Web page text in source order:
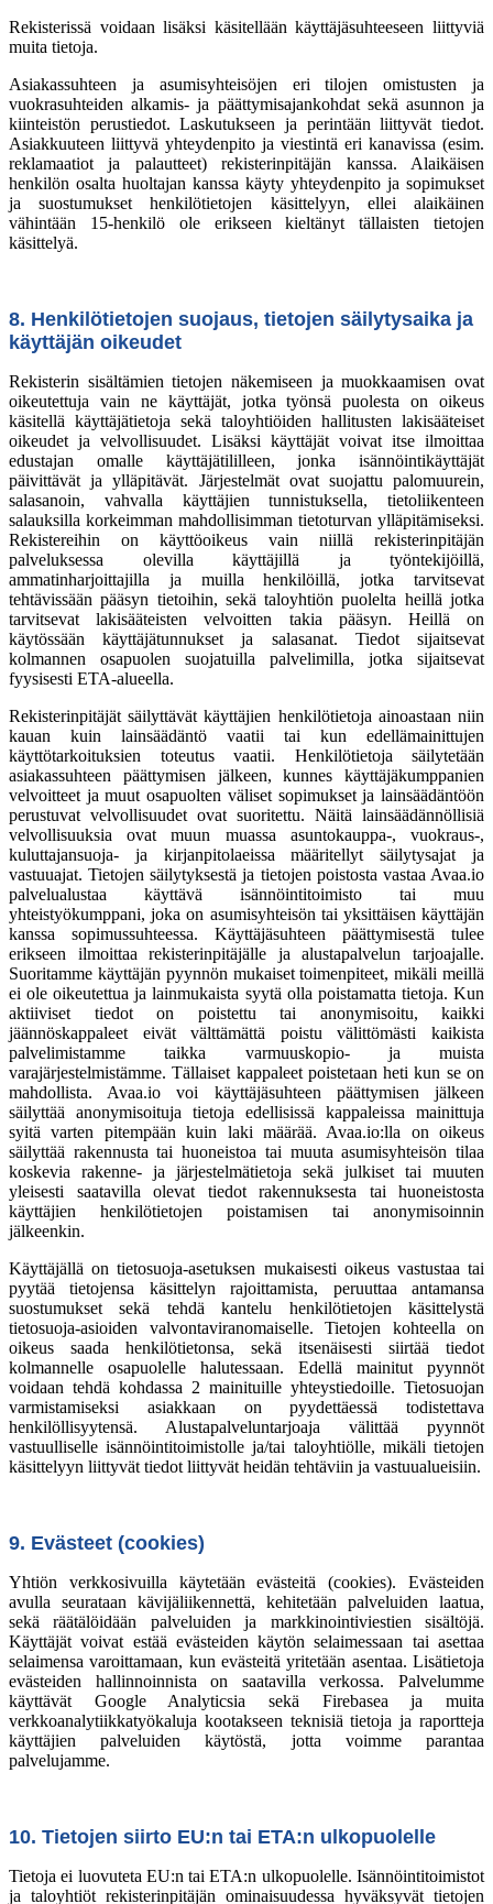
Rekisterissä voidaan lisäksi käsitellään käyttäjäsuhteeseen liittyviä
muita tietoja.
Asiakassuhteen ja asumisyhteisöjen eri tilojen omistusten ja
vuokrasuhteiden alkamis- ja päättymisajankohdat sekä asunnon ja
kiinteistön perustiedot. Laskutukseen ja perintään liittyvät tiedot.
Asiakkuuteen liittyvä yhteydenpito ja viestintä eri kanavissa (esim.
reklamaatiot ja palautteet) rekisterinpitäjän kanssa. Alaikäisen
henkilön osalta huoltajan kanssa käyty yhteydenpito ja sopimukset
ja suostumukset henkilötietojen käsittelyyn, ellei alaikäinen
vähintään 15-henkilö ole erikseen kieltänyt tällaisten tietojen
käsittelyä.
8. Henkilötietojen suojaus, tietojen säilytysaika ja
käyttäjän oikeudet
Rekisterin sisältämien tietojen näkemiseen ja muokkaamisen ovat
oikeutettuja vain ne käyttäjät, jotka työnsä puolesta on oikeus
käsitellä käyttäjätietoja sekä taloyhtiöiden hallitusten lakisääteiset
oikeudet ja velvollisuudet. Lisäksi käyttäjät voivat itse ilmoittaa
edustajan omalle käyttäjätililleen, jonka isännöintikäyttäjät
päivittävät ja ylläpitävät. Järjestelmät ovat suojattu palomuurein,
salasanoin, vahvalla käyttäjien tunnistuksella, tietoliikenteen
salauksilla korkeimman mahdollisimman tietoturvan ylläpitämiseksi.
Rekistereihin on käyttöoikeus vain niillä rekisterinpitäjän
palveluksessa olevilla käyttäjillä ja työntekijöillä,
ammatinharjoittajilla ja muilla henkilöillä, jotka tarvitsevat
tehtävissään pääsyn tietoihin, sekä taloyhtiön puolelta heillä jotka
tarvitsevat lakisääteisten velvoitten takia pääsyn. Heillä on
käytössään käyttäjätunnukset ja salasanat. Tiedot sijaitsevat
kolmannen osapuolen suojatuilla palvelimilla, jotka sijaitsevat
fyysisesti ETA-alueella.
Rekisterinpitäjät säilyttävät käyttäjien henkilötietoja ainoastaan niin
kauan kuin lainsäädäntö vaatii tai kun edellämainittujen
käyttötarkoituksien toteutus vaatii. Henkilötietoja säilytetään
asiakassuhteen päättymisen jälkeen, kunnes käyttäjäkumppanien
velvoitteet ja muut osapuolten väliset sopimukset ja lainsäädäntöön
perustuvat velvollisuudet ovat suoritettu. Näitä lainsäädännöllisiä
velvollisuuksia ovat muun muassa asuntokauppa-, vuokraus-,
kuluttajansuoja- ja kirjanpitolaeissa määritellyt säilytysajat ja
vastuuajat. Tietojen säilytyksestä ja tietojen poistosta vastaa Avaa.io
palvelualustaa käyttävä isännöintitoimisto tai muu
yhteistyökumppani, joka on asumisyhteisön tai yksittäisen käyttäjän
kanssa sopimussuhteessa. Käyttäjäsuhteen päättymisestä tulee
erikseen ilmoittaa rekisterinpitäjälle ja alustapalvelun tarjoajalle.
Suoritamme käyttäjän pyynnön mukaiset toimenpiteet, mikäli meillä
ei ole oikeutettua ja lainmukaista syytä olla poistamatta tietoja. Kun
aktiiviset tiedot on poistettu tai anonymisoitu, kaikki
jäännöskappaleet eivät välttämättä poistu välittömästi kaikista
palvelimistamme taikka varmuuskopio- ja muista
varajärjestelmistämme. Tällaiset kappaleet poistetaan heti kun se on
mahdollista. Avaa.io voi käyttäjäsuhteen päättymisen jälkeen
säilyttää anonymisoituja tietoja edellisissä kappaleissa mainittuja
syitä varten pitempään kuin laki määrää. Avaa.io:lla on oikeus
säilyttää rakennusta tai huoneistoa tai muuta asumisyhteisön tilaa
koskevia rakenne- ja järjestelmätietoja sekä julkiset tai muuten
yleisesti saatavilla olevat tiedot rakennuksesta tai huoneistosta
käyttäjien henkilötietojen poistamisen tai anonymisoinnin
jälkeenkin.
Käyttäjällä on tietosuoja-asetuksen mukaisesti oikeus vastustaa tai
pyytää tietojensa käsittelyn rajoittamista, peruuttaa antamansa
suostumukset sekä tehdä kantelu henkilötietojen käsittelystä
tietosuoja-asioiden valvontaviranomaiselle. Tietojen kohteella on
oikeus saada henkilötietonsa, sekä itsenäisesti siirtää tiedot
kolmannelle osapuolelle halutessaan. Edellä mainitut pyynnöt
voidaan tehdä kohdassa 2 mainituille yhteystiedoille. Tietosuojan
varmistamiseksi asiakkaan on pyydettäessä todistettava
henkilöllisyytensä. Alustapalveluntarjoaja välittää pyynnöt
vastuulliselle isännöintitoimistolle ja/tai taloyhtiölle, mikäli tietojen
käsittelyyn liittyvät tiedot liittyvät heidän tehtäviin ja vastuualueisiin.
9. Evästeet (cookies)
Yhtiön verkkosivuilla käytetään evästeitä (cookies). Evästeiden
avulla seurataan kävijäliikennettä, kehitetään palveluiden laatua,
sekä räätälöidään palveluiden ja markkinointiviestien sisältöjä.
Käyttäjät voivat estää evästeiden käytön selaimessaan tai asettaa
selaimensa varoittamaan, kun evästeitä yritetään asentaa. Lisätietoja
evästeiden hallinnoinnista on saatavilla verkossa. Palvelumme
käyttävät Google Analyticsia sekä Firebasea ja muita
verkkoanalytiikkatyökaluja kootakseen teknisiä tietoja ja raportteja
käyttäjien palveluiden käytöstä, jotta voimme parantaa
palvelujamme.
10. Tietojen siirto EU:n tai ETA:n ulkopuolelle
Tietoja ei luovuteta EU:n tai ETA:n ulkopuolelle. Isännöintitoimistot
ja taloyhtiöt rekisterinpitäjän ominaisuudessa hyväksyvät tietojen